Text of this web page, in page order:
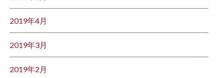
2019年4月
2019年3月
2019年2月